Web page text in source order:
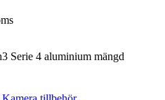
Serie 4 aluminium mängd